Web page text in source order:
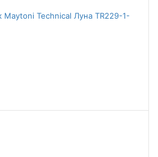
Maytoni Technical Луна TR229-1-